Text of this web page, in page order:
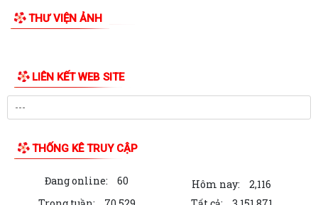
Công văn số: 3386/UBND-KT về viêc công khai Quyết định số
2558/QĐ-UBND ngày 02/7/2026 của Ủy ban...
Các chí lãnh đạo Đảng ủy, HĐND, UBND phường Kiến An và Công đoàn
công khai Quyết định số 2622/QĐ-UBND...
THƯ VIỆN ẢNH
LIÊN KẾT WEB SITE
THỐNG KÊ TRUY CẬP
Đang online: 60 Hôm nay:
2,116